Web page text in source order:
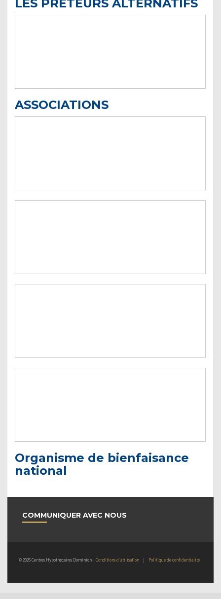
LES PRÊTEURS ALTERNATIFS
ASSOCIATIONS
Organisme de bienfaisance
national
COMMUNIQUER AVEC NOUS
© 2026 Centres Hypothécaires Dominion Conditions d’utilisation | Politique de confidentialité